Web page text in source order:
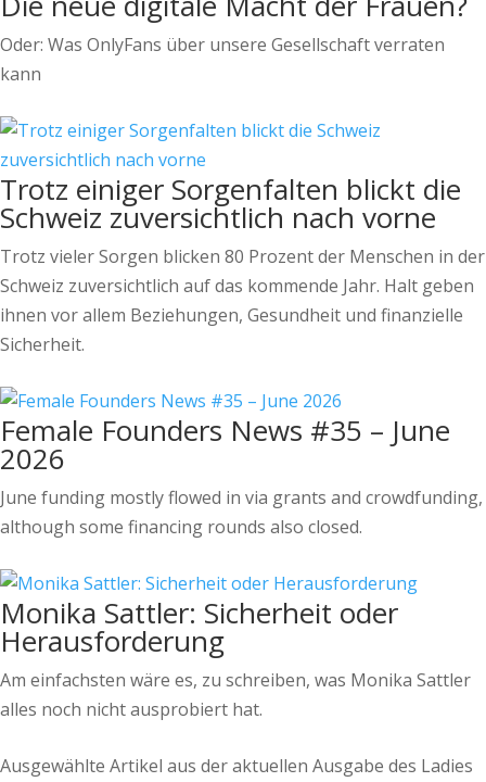
Oder: Was OnlyFans über unsere Gesellschaft verraten
kann
Trotz einiger Sorgenfalten blickt die
Schweiz zuversichtlich nach vorne
Trotz vieler Sorgen blicken 80 Prozent der Menschen in der
Schweiz zuversichtlich auf das kommende Jahr. Halt geben
ihnen vor allem Beziehungen, Gesundheit und finanzielle
Sicherheit.
Female Founders News #35 – June
2026
June funding mostly flowed in via grants and crowdfunding,
although some financing rounds also closed.
Monika Sattler: Sicherheit oder
Herausforderung
Am einfachsten wäre es, zu schreiben, was Monika Sattler
alles noch nicht ausprobiert hat.
Ausgewählte Artikel aus der aktuellen Ausgabe des Ladies